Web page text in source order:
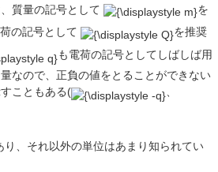
質量の記号として
を
の記号として
を推奨
も電荷の記号としてしばしば用
なので、正負の値をとることができない
こともある(
り、それ以外の単位はあまり知られてい